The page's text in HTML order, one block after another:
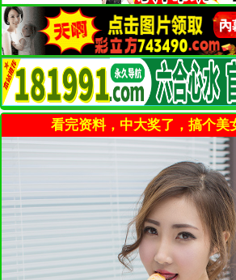
看完资料，中大奖了，搞个美